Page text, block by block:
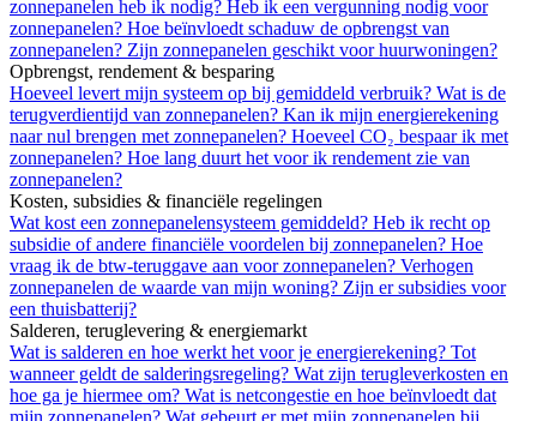
zonnepanelen heb ik nodig? Heb ik een vergunning nodig voor
zonnepanelen? Hoe beïnvloedt schaduw de opbrengst van
zonnepanelen? Zijn zonnepanelen geschikt voor huurwoningen?
Opbrengst, rendement & besparing
Hoeveel levert mijn systeem op bij gemiddeld verbruik? Wat is de
terugverdientijd van zonnepanelen? Kan ik mijn energierekening
naar nul brengen met zonnepanelen? Hoeveel CO₂ bespaar ik met
zonnepanelen? Hoe lang duurt het voor ik rendement zie van
zonnepanelen?
Kosten, subsidies & financiële regelingen
Wat kost een zonnepanelensysteem gemiddeld? Heb ik recht op
subsidie of andere financiële voordelen bij zonnepanelen? Hoe
vraag ik de btw-teruggave aan voor zonnepanelen? Verhogen
zonnepanelen de waarde van mijn woning? Zijn er subsidies voor
een thuisbatterij?
Salderen, teruglevering & energiemarkt
Wat is salderen en hoe werkt het voor je energierekening? Tot
wanneer geldt de salderingsregeling? Wat zijn terugleverkosten en
hoe ga je hiermee om? Wat is netcongestie en hoe beïnvloedt dat
mijn zonnepanelen? Wat gebeurt er met mijn zonnepanelen bij